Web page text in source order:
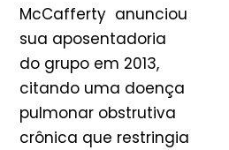
McCafferty anunciou
sua aposentadoria
do grupo em 2013,
citando uma doença
pulmonar obstrutiva
crônica que restringia